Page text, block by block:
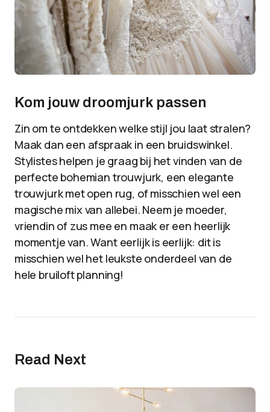
Kom jouw droomjurk passen
Zin om te ontdekken welke stijl jou laat stralen?
Maak dan een afspraak in een bruidswinkel.
Stylistes helpen je graag bij het vinden van de
perfecte bohemian trouwjurk, een elegante
trouwjurk met open rug, of misschien wel een
magische mix van allebei. Neem je moeder,
vriendin of zus mee en maak er een heerlijk
momentje van. Want eerlijk is eerlijk: dit is
misschien wel het leukste onderdeel van de
hele bruiloft planning!
Read Next